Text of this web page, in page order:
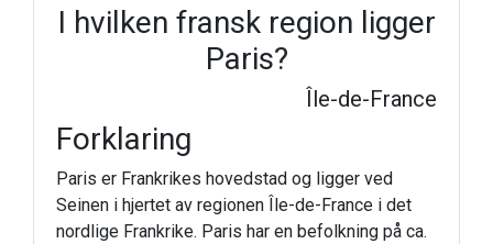
I hvilken fransk region ligger
Paris?
Île-de-France
Forklaring
Paris er Frankrikes hovedstad og ligger ved
Seinen i hjertet av regionen Île-de-France i det
nordlige Frankrike. Paris har en befolkning på ca.